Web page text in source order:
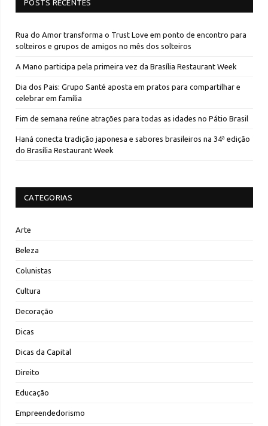
POSTS RECENTES
Rua do Amor transforma o Trust Love em ponto de encontro para
solteiros e grupos de amigos no mês dos solteiros
A Mano participa pela primeira vez da Brasília Restaurant Week
Dia dos Pais: Grupo Santé aposta em pratos para compartilhar e
celebrar em família
Fim de semana reúne atrações para todas as idades no Pátio Brasil
Haná conecta tradição japonesa e sabores brasileiros na 34ª edição
do Brasília Restaurant Week
CATEGORIAS
Arte
Beleza
Colunistas
Cultura
Decoração
Dicas
Dicas da Capital
Direito
Educação
Empreendedorismo